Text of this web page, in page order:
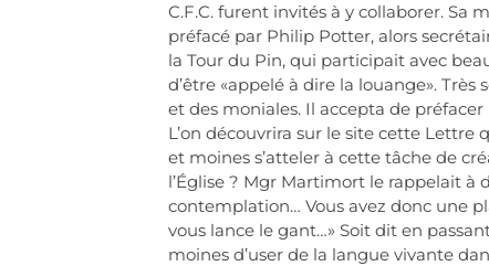
C.F.C. furent invités à y collaborer. Sa
préfacé par Philip Potter, alors
la Tour du Pin, qui participait avec
d’être «appelé à dire la louange».
et des moniales. Il accepta de
L’on découvrira sur le site cette
et moines s’atteler à cette tâche de
l’Église ? Mgr Martimort le rappelait à
contemplation… Vous avez donc une
vous lance le gant…» Soit dit en
moines d’user de la langue vivante